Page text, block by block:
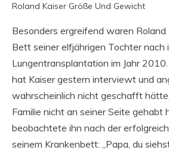
Roland Kaiser Größe Und Gewicht
Besonders ergreifend waren
Bett seiner elfjährigen Tochter nach
Lungentransplantation im Jahr 2010.
hat Kaiser gestern interviewt und
wahrscheinlich nicht geschafft
Familie nicht an seiner Seite gehabt
beobachtete ihn nach der
seinem Krankenbett: „Papa, du